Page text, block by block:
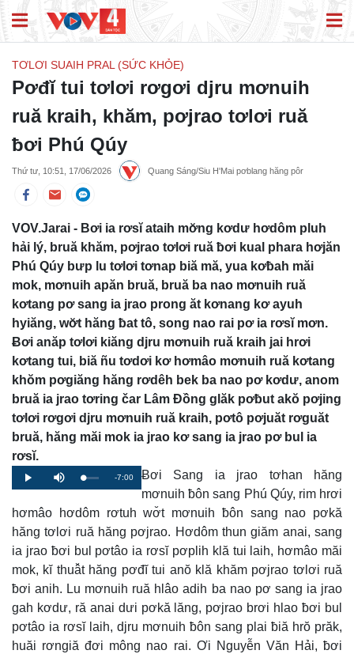
TƠLƠI SUAIH PRAL (SỨC KHỎE)
Pơđĭ tui tơlơi rơgơi djru mơnuih
ruă kraih, khăm, pơjrao tơlơi ruă
ƀơi Phú Qúy
Thứ tư, 10:51, 17/06/2026 Quang Sáng/Siu H'Mai pơblang hăng pôr
VOV.Jarai - Bơi ia rơsĭ ataih mơ̆ng kơdư hơdôm pluh
hải lý, bruă khăm, pơjrao tơlơi ruă ƀơi kual phara hơjăn
Phú Qúy bưp lu tơlơi tơnap biă mă, yua kơƀah măi
mok, mơnuih apăn bruă, bruă ba nao mơnuih ruă
kơtang pơ sang ia jrao prong ăt kơnang kơ ayuh
hyiăng, wơ̆t hăng ƀat tô, song nao rai pơ ia rơsĭ mơn.
Ƀơi anăp tơlơi kiăng djru mơnuih ruă kraih jai hrơi
kơtang tui, biă ñu tơdơi kơ hơmâo mơnuih ruă kơtang
khŏm pơgiăng hăng rơdêh bek ba nao pơ kơdư, anom
bruă ia jrao tơring čar Lâm Đồng glăk pơƀut akŏ pơjing
tơlơi rơgơi djru mơnuih ruă kraih, pơtô pơjuăt rơguăt
bruă, hăng măi mok ia jrao kơ sang ia jrao pơ bul ia
rơsĭ.
Play Mute Loaded
0%
Progress
0%
Remaining
-7:00
Ƀơi Sang ia jrao tơhan hăng
mơnuih ƀôn sang Phú Qúy, rim hrơi
hơmâo hơdôm rơtuh wơ̆t mơnuih ƀôn sang nao pơkă
hăng tơlơi ruă hăng pơjrao. Hơdôm thun giăm anai, sang
ia jrao ƀơi bul pơtâo ia rơsĭ pơplih klă tui laih, hơmâo măi
mok, kĭ thuâ̆t hăng pơđĭ tui anŏ klă khăm pơjrao tơlơi ruă
ƀơi anih. Lu mơnuih ruă hlâo adih ba nao pơ sang ia jrao
gah kơdư, ră anai dưi pơkă lăng, pơjrao brơi hlao ƀơi bul
pơtâo ia rơsĭ laih, djru mơnuih ƀôn sang plai ƀiă hrŏ prăk,
huăi rơngiă đơi mông nao rai. Ơi Nguyễn Văn Hải, ƀơi